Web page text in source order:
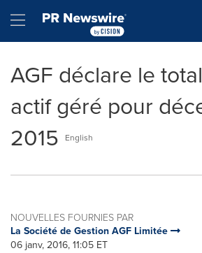
Hamburger menu
AGF déclare le
actif géré pour
2015
English
NOUVELLES FOURNIES PAR
La Société de Gestion AGF Limitée
06 janv, 2016, 11:05 ET